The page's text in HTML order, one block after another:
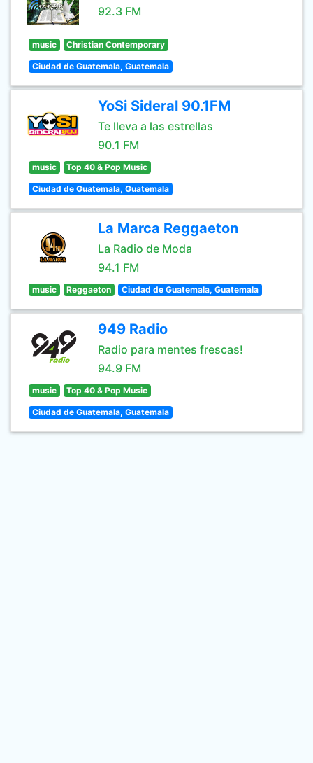
92.3 FM
music Christian Contemporary
Ciudad de Guatemala, Guatemala
YoSi Sideral 90.1FM
Te lleva a las estrellas
90.1 FM
music Top 40 & Pop Music
Ciudad de Guatemala, Guatemala
La Marca Reggaeton
La Radio de Moda
94.1 FM
music Reggaeton Ciudad de Guatemala, Guatemala
949 Radio
Radio para mentes frescas!
94.9 FM
music Top 40 & Pop Music
Ciudad de Guatemala, Guatemala